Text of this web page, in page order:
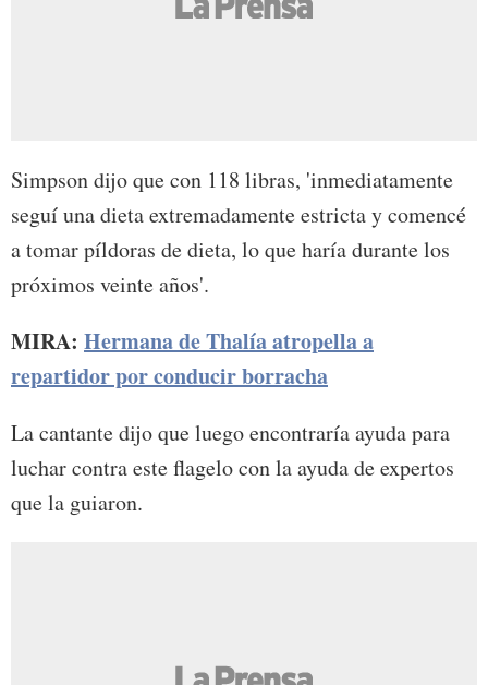
Simpson dijo que con 118 libras, 'inmediatamente
seguí una dieta extremadamente estricta y comencé
a tomar píldoras de dieta, lo que haría durante los
próximos veinte años'.
MIRA: Hermana de Thalía atropella a
repartidor por conducir borracha
La cantante dijo que luego encontraría ayuda para
luchar contra este flagelo con la ayuda de expertos
que la guiaron.